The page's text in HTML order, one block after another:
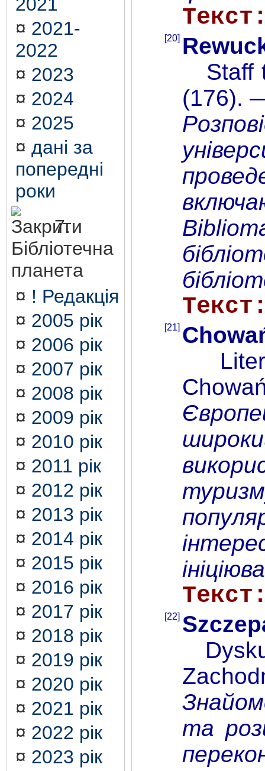
¤ 2021-
2022
¤ 2023
¤ 2024
¤ 2025
¤ дані за
попередні
роки
7.
Бібліотечна
планета
¤ ! Редакція
¤ 2005 рік
¤ 2006 рік
¤ 2007 рік
¤ 2008 рік
¤ 2009 рік
¤ 2010 рік
¤ 2011 рік
¤ 2012 рік
¤ 2013 рік
¤ 2014 рік
¤ 2015 рік
¤ 2016 рік
¤ 2017 рік
¤ 2018 рік
¤ 2019 рік
¤ 2020 рік
¤ 2021 рік
¤ 2022 рік
¤ 2023 рік
[20]
Staff
(176).
[21]
[22]
та